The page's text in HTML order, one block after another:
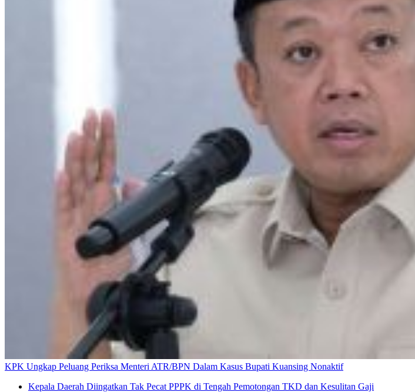
KPK Ungkap Peluang Periksa Menteri ATR/BPN Dalam Kasus Bupati Kuansing Nonaktif
Kepala Daerah Diingatkan Tak Pecat PPPK di Tengah Pemotongan TKD dan Kesulitan Gaji